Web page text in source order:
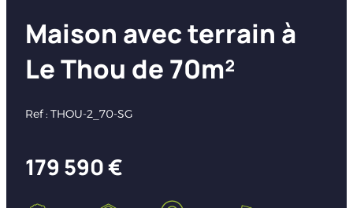
Maison avec terrain à
Le Thou de 70m²
Ref : THOU-2_70-SG
179 590 €